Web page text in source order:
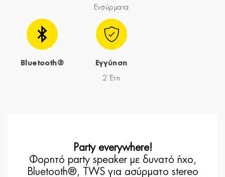
Ενσύρματα
Bluetooth® Εγγύηση
2 Έτη
Party everywhere!
Φορητό party speaker με δυνατό ήχο,
Bluetooth®, TWSγια ασύρματο stereo